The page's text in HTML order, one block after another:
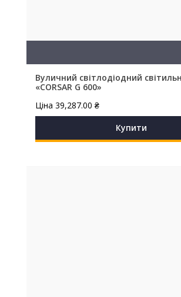
Вуличний світлодіодний
«CORSAR G 600»
Ціна 39,287.00 ₴
Купити